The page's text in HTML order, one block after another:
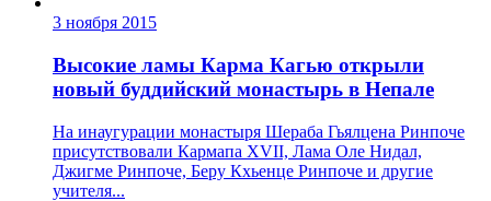
3 ноября 2015
Высокие ламы Карма Кагью открыли
новый буддийский монастырь в Непале
На инаугурации монастыря Шераба Гьялцена Ринпоче
присутствовали Кармапа XVII, Лама Оле Нидал,
Джигме Ринпоче, Беру Кхьенце Ринпоче и другие
учителя...